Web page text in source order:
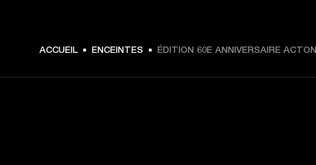
ACCUEIL ENCEINTES ÉDITION 60E ANNIVERSAIRE